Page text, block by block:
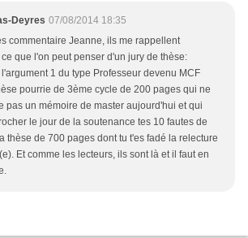
Deyres 07/08/2014 18:35
commentaire Jeanne, ils me rappellent
que l'on peut penser d'un jury de thèse:
1 du type Professeur devenu MCF
pourrie de 3ème cycle de 200 pages qui ne
pas un mémoire de master aujourd'hui et qui
le jour de la soutenance tes 10 fautes de
thèse de 700 pages dont tu t'es fadé la relecture
Et comme les lecteurs, ils sont là et il faut en